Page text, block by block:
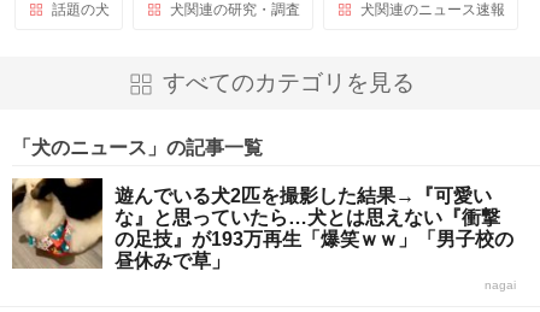
話題の犬 犬関連の研究・調査 犬関連のニュース速報
すべてのカテゴリを見る
「犬のニュース」の記事一覧
遊んでいる犬2匹を撮影した結果→『可愛い
な』と思っていたら…犬とは思えない『衝撃
の足技』が193万再生「爆笑ｗｗ」「男子校の
昼休みで草」
nagai